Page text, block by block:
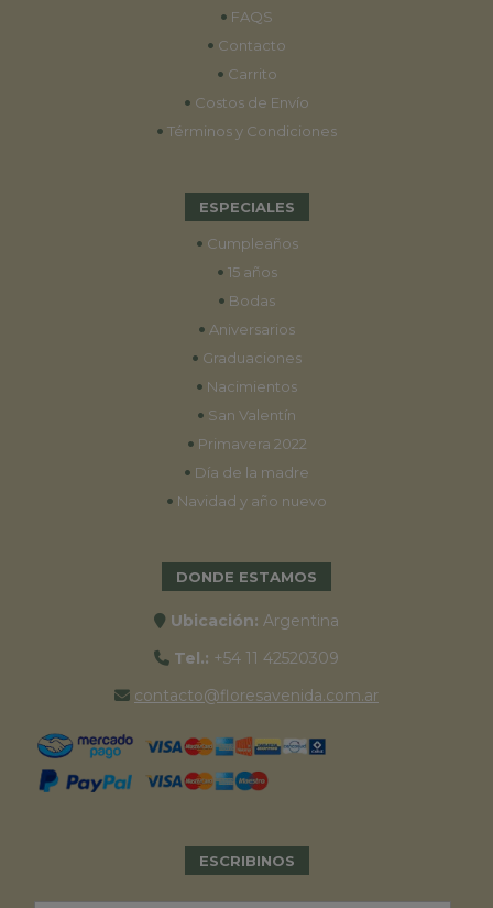
• FAQS
• Contacto
• Carrito
• Costos de Envío
• Términos y Condiciones
ESPECIALES
• Cumpleaños
• 15 años
• Bodas
• Aniversarios
• Graduaciones
• Nacimientos
• San Valentín
• Primavera 2022
• Día de la madre
• Navidad y año nuevo
DONDE ESTAMOS
Ubicación: Argentina
Tel.: +54 11 42520309
contacto@floresavenida.com.ar
ESCRIBINOS